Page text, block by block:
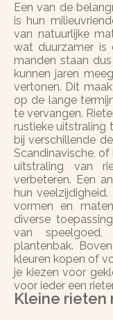
Een van de
is hun
van natuurlijke
wat duurzamer is
manden staan
kunnen jaren
vertonen. Dit
op de lange
te vervangen.
rustieke uitstraling
bij verschillende
Scandinavische,
uitstraling van
verbeteren. Een
hun
vormen en
diverse
van
plantenbak.
kleuren kopen of
je kiezen voor
voor ieder een
Kleine rieten